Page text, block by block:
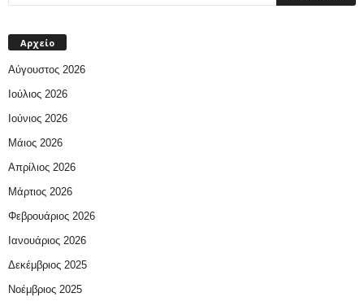
Αρχείο
Αύγουστος 2026
Ιούλιος 2026
Ιούνιος 2026
Μάιος 2026
Απρίλιος 2026
Μάρτιος 2026
Φεβρουάριος 2026
Ιανουάριος 2026
Δεκέμβριος 2025
Νοέμβριος 2025